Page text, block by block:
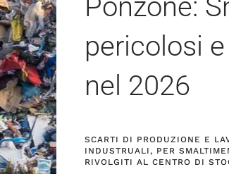
Ponzone:
pericolosi
nel 2026
SCARTI DI PRODUZIONE E
INDUSTRUALI, PER
RIVOLGITI AL CENTRO DI